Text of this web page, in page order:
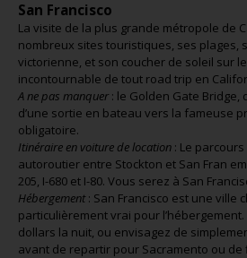
San Francisco
La visite de la plus grande métropole de
nombreux sites touristiques, ses plages,
victorienne, et son coucher de soleil sur
incontournable de tout road trip en
A ne pas manquer : le Golden Gate
d’une sortie en bateau vers la fameuse
obligatoire.
Itinéraire en voiture de location : Le
autoroutier entre Stockton et San Fran
205, I-680 et I-80. Vous serez à San
Hébergement: San Francisco est une ville
particulièrement vrai pour
dollars la nuit, ou envisagez de
avant de repartir pour Sacramento ou de